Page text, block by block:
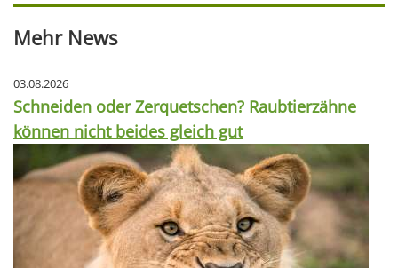
Mehr News
03.08.2026
Schneiden oder Zerquetschen? Raubtierzähne
können nicht beides gleich gut